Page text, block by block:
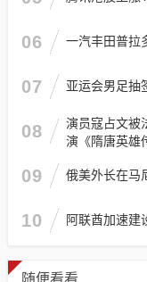
06 一汽丰田普拉
07 亚运会男足抽
08
演员寇占文被
演《隋唐英雄
09 俄美外长在马
10 阿联酋加速建
随便看看